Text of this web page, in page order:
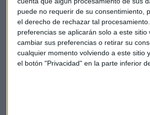
puede no requerir de su consentimiento,
el derecho de rechazar tal
preferencias se aplicarán solo a este sitio
cambiar sus preferencias o retirar su
cualquier momento volviendo a este sitio
el botón "Privacidad" en la parte inferior
los precios. La tasa subyacente se
Los expertos recomiendan vigilar el
británico, la evolución de los salarios y la
sector servicios.